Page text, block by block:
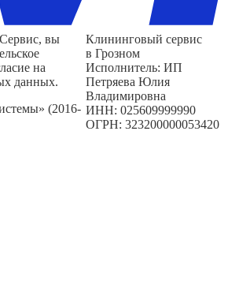
вы
на
данных.
(2016-
Клининговый сервис
в Грозном
Исполнитель: ИП
Петряева Юлия
Владимировна
ИНН: 025609999990
ОГРН: 323200000053420